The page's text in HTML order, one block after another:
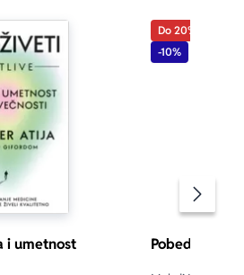
i umetnost
Do 20%
-10%
Pobedi u